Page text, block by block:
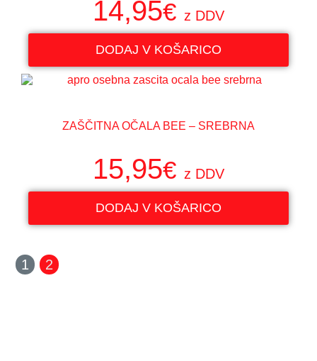
14,95€ z DDV
DODAJ V KOŠARICO
ZAŠČITNA OČALA BEE – SREBRNA
15,95€ z DDV
DODAJ V KOŠARICO
1 2